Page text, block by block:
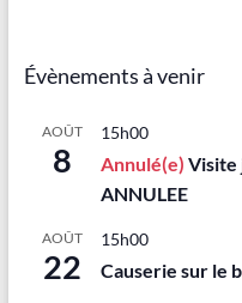
Évènements à venir
AOÛT
8
15h00
Annulé(e) Visite
ANNULEE
AOÛT
22
15h00
Causerie sur le